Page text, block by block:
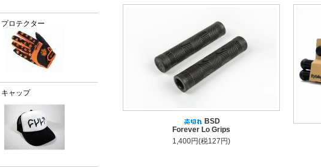
プロテクター
キャップ
BSD
Forever Lo Grips
1,400円(税127円)